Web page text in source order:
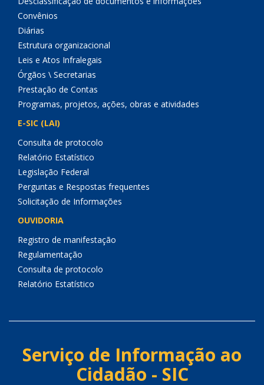
Convênios
Diárias
Estrutura organizacional
Leis e Atos Infralegais
Órgãos \ Secretarias
Prestação de Contas
Programas, projetos, ações, obras e atividades
E-SIC (LAI)
Consulta de protocolo
Relatório Estatístico
Legislação Federal
Perguntas e Respostas frequentes
Solicitação de Informações
OUVIDORIA
Registro de manifestação
Regulamentação
Consulta de protocolo
Relatório Estatístico
Serviço de Informação ao
Cidadão - SIC